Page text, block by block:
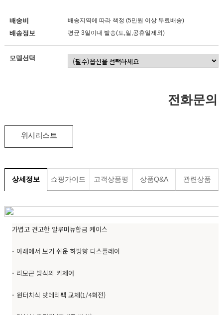
배송비 배송지역에 따라 책정 (5만원 이상 무료배송)
배송정보 평균 3일이내 발송(토,일,공휴일제외)
모델선택
전화문의
위시리스트
상세정보 쇼핑가이드 고객상품평 상품Q&A 관련상품
가볍고 견고한 알루미뉴합금 케이스
- 아래에서 보기 쉬운 하방향 디스플레이
- 리모콘 방식의 키제어
- 원터치식 밧데리팩 교체(1/4회전)